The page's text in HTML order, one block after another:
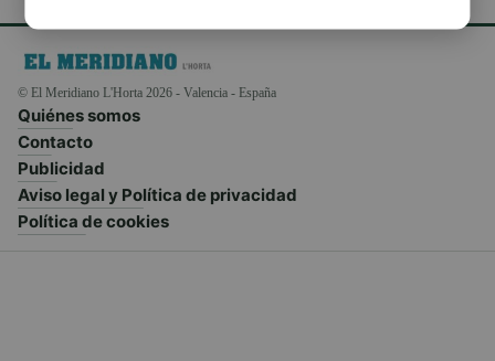
© El Meridiano L'Horta 2026 - Valencia - España
Quiénes somos
Contacto
Publicidad
Aviso legal y Política de privacidad
Política de cookies